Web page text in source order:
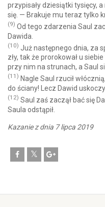
przypisały dziesiątki tysięcy,
się. — Brakuje mu teraz tylko
(9) Od tego zdarzenia Saul
Dawida.
(10) Już następnego dnia, za
zły, tak że prorokował u
przy nim na strunach, a Saul
(11) Nagle Saul rzucił
do ściany! Lecz Dawid
(12) Saul zaś zaczął bać się
Saula odstąpił.
Kazanie z dnia 7 lipca 2019